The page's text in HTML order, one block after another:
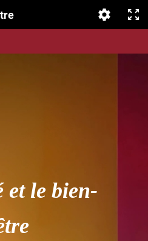
et le bien-